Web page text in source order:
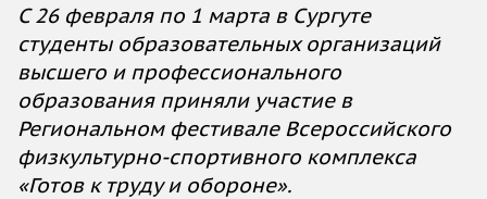
С 26 февраля по 1 марта в Сургуте
студенты образовательных организаций
высшего и профессионального
образования приняли участие в
Региональном фестивале Всероссийского
физкультурно-спортивного комплекса
«Готов к труду и обороне».